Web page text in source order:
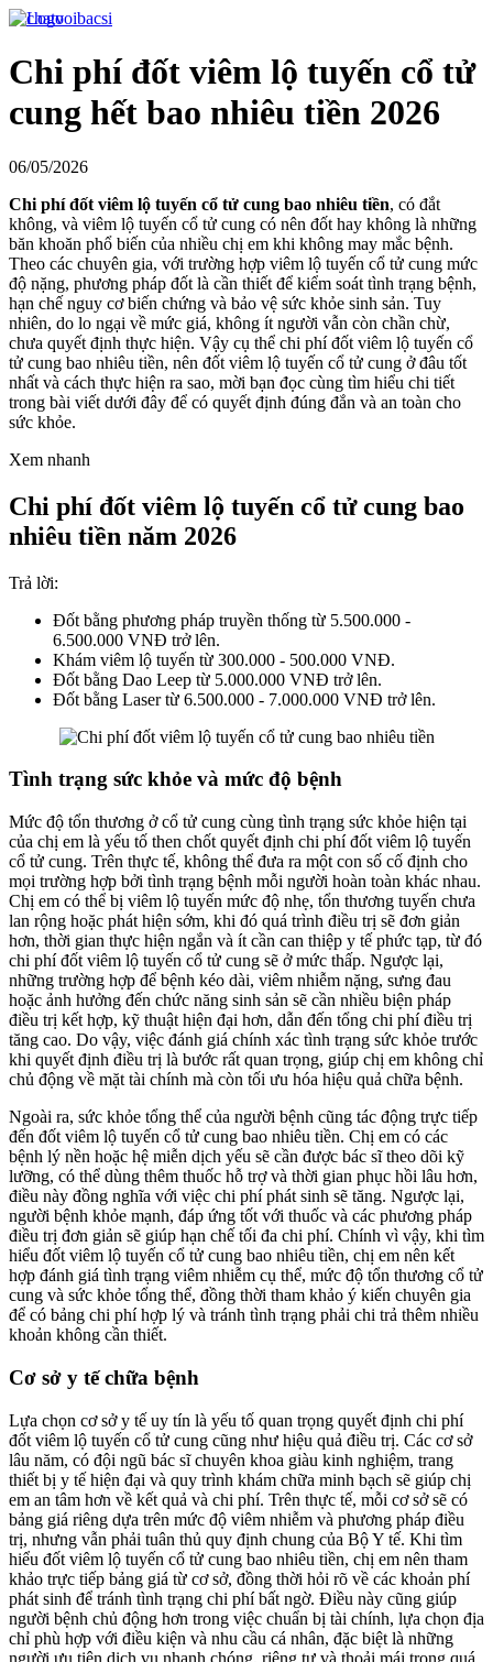
Chi phí đốt viêm lộ tuyến cổ tử
cung hết bao nhiêu tiền 2026
06/05/2026
Chi phí đốt viêm lộ tuyến cổ tử cung bao nhiêu tiền, có đắt
không, và viêm lộ tuyến cổ tử cung có nên đốt hay không là những
băn khoăn phổ biến của nhiều chị em khi không may mắc bệnh.
Theo các chuyên gia, với trường hợp viêm lộ tuyến cổ tử cung mức
độ nặng, phương pháp đốt là cần thiết để kiểm soát tình trạng bệnh,
hạn chế nguy cơ biến chứng và bảo vệ sức khỏe sinh sản. Tuy
nhiên, do lo ngại về mức giá, không ít người vẫn còn chần chừ,
chưa quyết định thực hiện. Vậy cụ thể chi phí đốt viêm lộ tuyến cổ
tử cung bao nhiêu tiền, nên đốt viêm lộ tuyến cổ tử cung ở đâu tốt
nhất và cách thực hiện ra sao, mời bạn đọc cùng tìm hiểu chi tiết
trong bài viết dưới đây để có quyết định đúng đắn và an toàn cho
sức khỏe.
Xem nhanh
Chi phí đốt viêm lộ tuyến cổ tử cung bao
nhiêu tiền năm 2026
Trả lời:
Đốt bằng phương pháp truyền thống từ 5.500.000 -
6.500.000 VNĐ trở lên.
Khám viêm lộ tuyến từ 300.000 - 500.000 VNĐ.
Đốt bằng Dao Leep từ 5.000.000 VNĐ trở lên.
Đốt bằng Laser từ 6.500.000 - 7.000.000 VNĐ trở lên.
Tình trạng sức khỏe và mức độ bệnh
Mức độ tổn thương ở cổ tử cung cùng tình trạng sức khỏe hiện tại
của chị em là yếu tố then chốt quyết định chi phí đốt viêm lộ tuyến
cổ tử cung. Trên thực tế, không thể đưa ra một con số cố định cho
mọi trường hợp bởi tình trạng bệnh mỗi người hoàn toàn khác nhau.
Chị em có thể bị viêm lộ tuyến mức độ nhẹ, tổn thương tuyến chưa
lan rộng hoặc phát hiện sớm, khi đó quá trình điều trị sẽ đơn giản
hơn, thời gian thực hiện ngắn và ít cần can thiệp y tế phức tạp, từ đó
chi phí đốt viêm lộ tuyến cổ tử cung sẽ ở mức thấp. Ngược lại,
những trường hợp để bệnh kéo dài, viêm nhiễm nặng, sưng đau
hoặc ảnh hưởng đến chức năng sinh sản sẽ cần nhiều biện pháp
điều trị kết hợp, kỹ thuật hiện đại hơn, dẫn đến tổng chi phí điều trị
tăng cao. Do vậy, việc đánh giá chính xác tình trạng sức khỏe trước
khi quyết định điều trị là bước rất quan trọng, giúp chị em không chỉ
chủ động về mặt tài chính mà còn tối ưu hóa hiệu quả chữa bệnh.
Ngoài ra, sức khỏe tổng thể của người bệnh cũng tác động trực tiếp
đến đốt viêm lộ tuyến cổ tử cung bao nhiêu tiền. Chị em có các
bệnh lý nền hoặc hệ miễn dịch yếu sẽ cần được bác sĩ theo dõi kỹ
lưỡng, có thể dùng thêm thuốc hỗ trợ và thời gian phục hồi lâu hơn,
điều này đồng nghĩa với việc chi phí phát sinh sẽ tăng. Ngược lại,
người bệnh khỏe mạnh, đáp ứng tốt với thuốc và các phương pháp
điều trị đơn giản sẽ giúp hạn chế tối đa chi phí. Chính vì vậy, khi tìm
hiểu đốt viêm lộ tuyến cổ tử cung bao nhiêu tiền, chị em nên kết
hợp đánh giá tình trạng viêm nhiễm cụ thể, mức độ tổn thương cổ tử
cung và sức khỏe tổng thể, đồng thời tham khảo ý kiến chuyên gia
để có bảng chi phí hợp lý và tránh tình trạng phải chi trả thêm nhiều
khoản không cần thiết.
Cơ sở y tế chữa bệnh
Lựa chọn cơ sở y tế uy tín là yếu tố quan trọng quyết định chi phí
đốt viêm lộ tuyến cổ tử cung cũng như hiệu quả điều trị. Các cơ sở
lâu năm, có đội ngũ bác sĩ chuyên khoa giàu kinh nghiệm, trang
thiết bị y tế hiện đại và quy trình khám chữa minh bạch sẽ giúp chị
em an tâm hơn về kết quả và chi phí. Trên thực tế, mỗi cơ sở sẽ có
bảng giá riêng dựa trên mức độ viêm nhiễm và phương pháp điều
trị, nhưng vẫn phải tuân thủ quy định chung của Bộ Y tế. Khi tìm
hiểu đốt viêm lộ tuyến cổ tử cung bao nhiêu tiền, chị em nên tham
khảo trực tiếp bảng giá từ cơ sở, đồng thời hỏi rõ về các khoản phí
phát sinh để tránh tình trạng chi phí bất ngờ. Điều này cũng giúp
người bệnh chủ động hơn trong việc chuẩn bị tài chính, lựa chọn địa
chỉ phù hợp với điều kiện và nhu cầu cá nhân, đặc biệt là những
người ưu tiên dịch vụ nhanh chóng, riêng tư và thoải mái trong quá